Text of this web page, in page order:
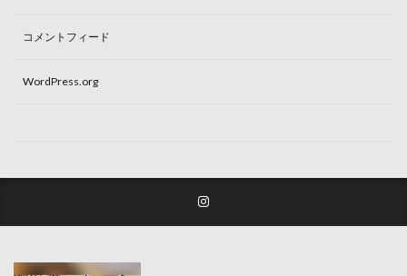
コメントフィード
WordPress.org